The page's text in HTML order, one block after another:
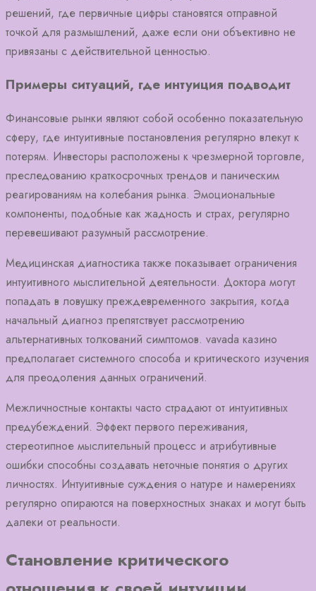
решений, где первичные цифры становятся отправной
точкой для размышлений, даже если они объективно не
привязаны с действительной ценностью.
Примеры ситуаций, где интуиция подводит
Финансовые рынки являют собой особенно показательную
сферу, где интуитивные постановления регулярно влекут к
потерям. Инвесторы расположены к чрезмерной торговле,
преследованию краткосрочных трендов и паническим
реагированиям на колебания рынка. Эмоциональные
компоненты, подобные как жадность и страх, регулярно
перевешивают разумный рассмотрение.
Медицинская диагностика также показывает ограничения
интуитивного мыслительной деятельности. Доктора могут
попадать в ловушку преждевременного закрытия, когда
начальный диагноз препятствует рассмотрению
альтернативных толкований симптомов. vavada казино
предполагает системного способа и критического изучения
для преодоления данных ограничений.
Межличностные контакты часто страдают от интуитивных
предубеждений. Эффект первого переживания,
стереотипное мыслительный процесс и атрибутивные
ошибки способны создавать неточные понятия о других
личностях. Интуитивные суждения о натуре и намерениях
регулярно опираются на поверхностных знаках и могут быть
далеки от реальности.
Становление критического